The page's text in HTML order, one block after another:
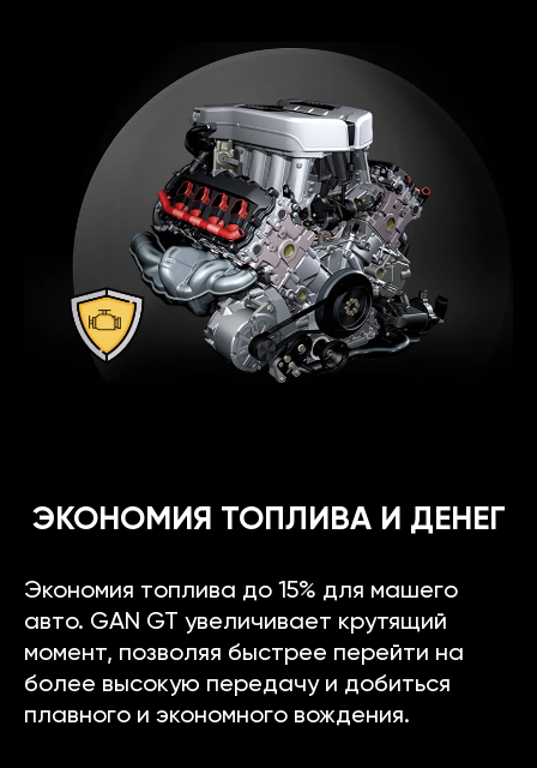
ЭКОНОМИЯ ТОПЛИВА И ДЕНЕГ
Экономия топлива до 15% для машего
авто. GAN GT увеличивает крутящий
момент, позволяя быстрее перейти на
более высокую передачу и добиться
плавного и экономного вождения.